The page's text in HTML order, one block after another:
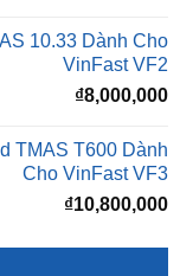
10.33 Dành Cho
VinFast VF2
₫8,000,000
TMAS T600 Dành
Cho VinFast VF3
₫10,800,000